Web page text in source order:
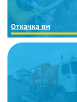
Откачка ям